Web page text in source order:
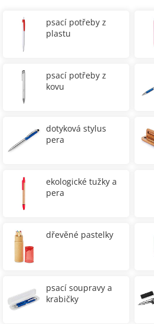
psací potřeby z
plastu
psací potřeby z
kovu
dotyková stylus
pera
ekologické tužky a
pera
dřevěné pastelky
psací soupravy a
krabičky